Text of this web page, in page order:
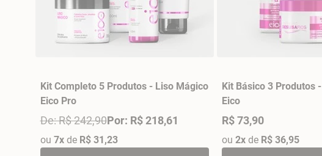
Kit Completo 5 Produtos - Liso Mágico
Eico Pro
De: R$ 242,90Por: R$ 218,61
ou 7xde R$ 31,23
Kit Básico 3 Produtos
Eico
R$ 73,90
ou 2x de R$ 36,95